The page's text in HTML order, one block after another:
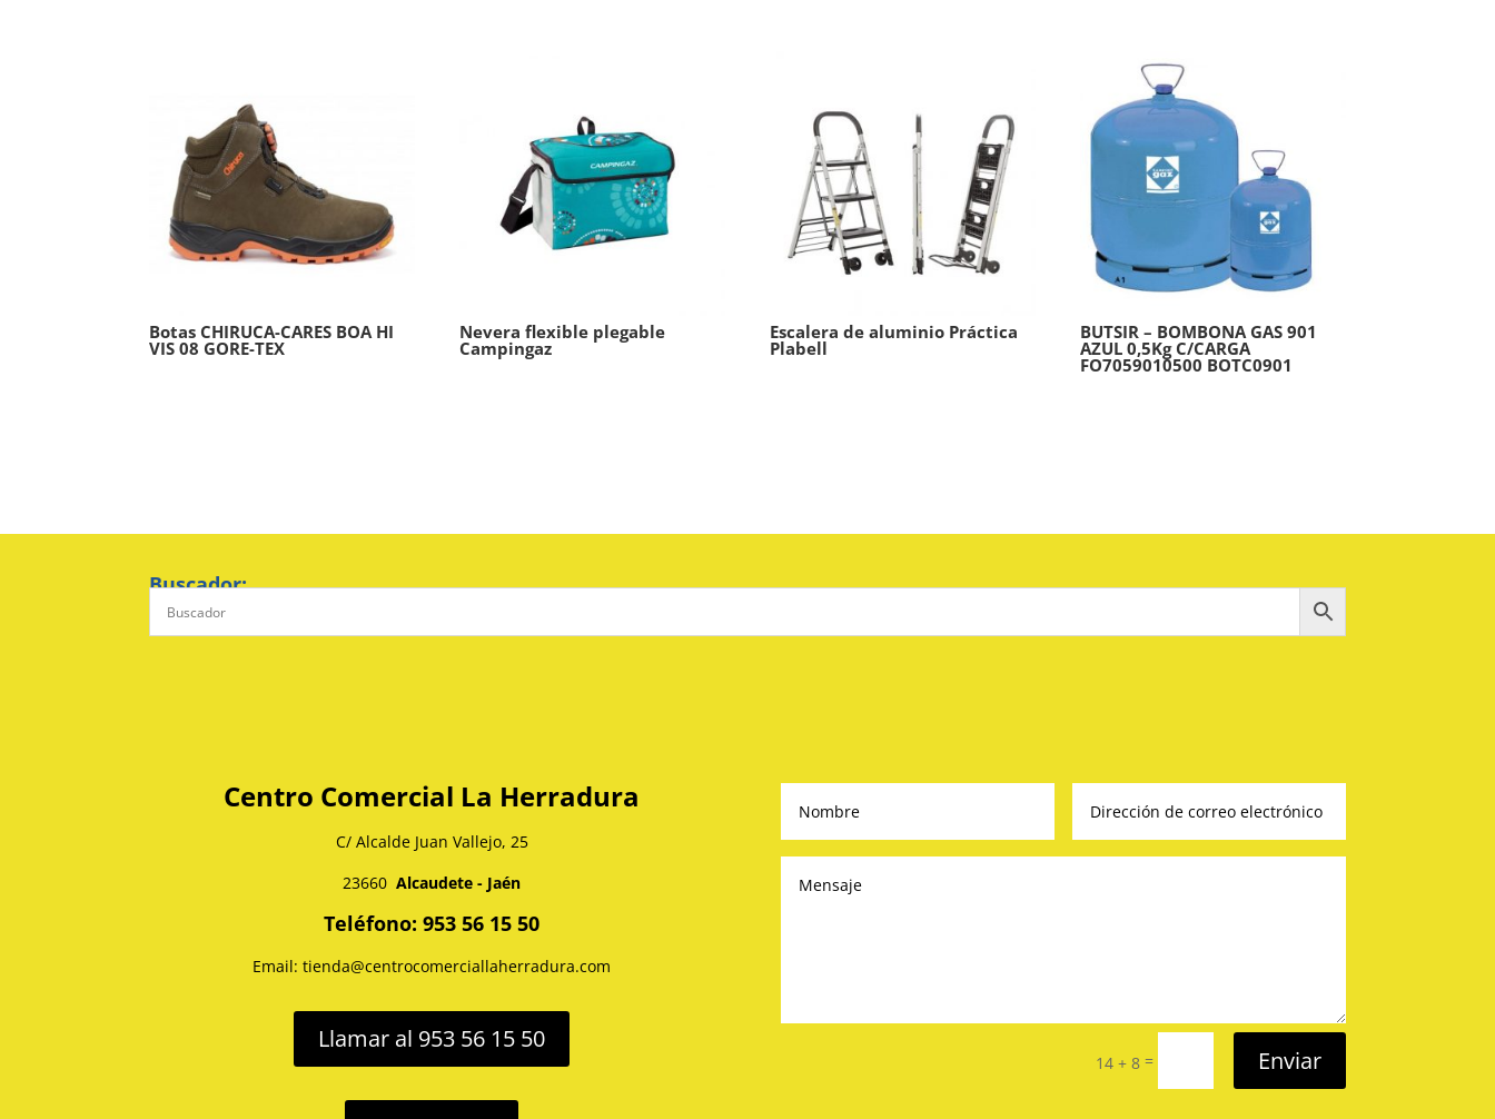
Botas CHIRUCA-CARES BOA HI
VIS 08 GORE-TEX
Nevera flexible plegable
Campingaz
Escalera de aluminio Práctica
Plabell
BUTSIR – BOMBONA GAS 901
AZUL 0,5Kg C/CARGA
FO7059010500 BOTC0901
Buscador:
Centro Comercial La Herradura
C/ Alcalde Juan Vallejo, 25
23660Alcaudete - Jaén
Teléfono: 953 56 15 50
Email: tienda@centrocomerciallaherradura.com
Llamar al 953 56 15 50
14 + 8= Enviar